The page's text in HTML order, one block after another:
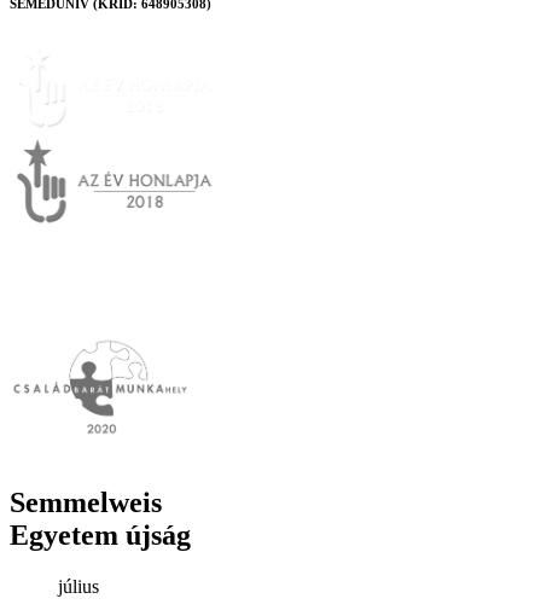
SEMEDUNIV (KRID: 648905308)
Semmelweis
Egyetem újság
július